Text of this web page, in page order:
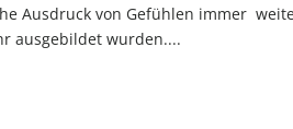
Ausdruck von Gefühlen immer
ausgebildet wurden....